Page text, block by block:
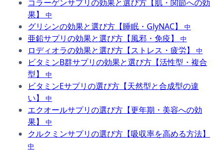
コラーゲンサプリの効果と選び方【肌・関節への効
果】
中
グリシンの効果と選び方【睡眠・GlyNAC】 中
亜鉛サプリの効果と選び方【風邪・免疫】 中
ロディオラの効果と選び方【ストレス・疲労】 中
ビタミンB群サプリの効果と選び方【活性型・複合
型】
中
ビタミンEサプリの選び方【天然型と合成型の違
い】
中
エクオールサプリの選び方【更年期・美容への効
果】
中
クルクミンサプリの選び方【吸収率を高める方法】
中